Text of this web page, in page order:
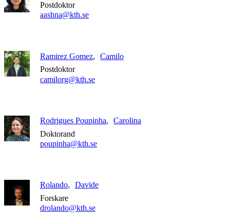
Postdoktor
aashna@kth.se
Ramirez Gomez
Camilo
Postdoktor
camilorg@kth.se
Rodrigues Poupinha
Carolina
Doktorand
poupinha@kth.se
Rolando
Davide
Forskare
drolando@kth.se